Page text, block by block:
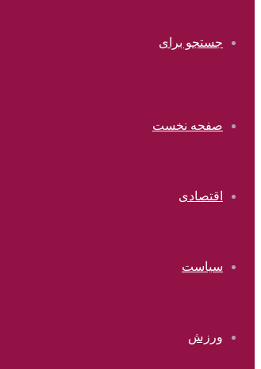
جستجو برای
صفحه نخست
اقتصادی
سیاست
ورزش